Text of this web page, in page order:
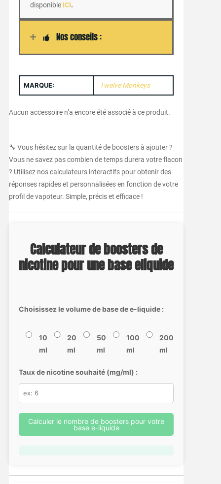
disponible ICI.
Nos conseils :
MARQUE: Twelve Monkeys
Aucun accessoire n’a encore été associé à ce produit.
🔧 Vous hésitez sur la quantité de boosters à ajouter ?
Vous ne savez pas combien de temps durera votre flacon
? Utilisez nos calculateurs interactifs pour obtenir des
réponses rapides et personnalisées en fonction de votre
profil de vapoteur. Simple, précis et efficace !
Calculateur de boosters de
nicotine pour une base eliquide
Choisissez le volume de base de e-liquide :
10
ml
20
ml
50
ml
100
ml
200
ml
Taux de nicotine souhaité (mg/ml) :
Calculer le nombre de boosters pour votre
base e-liquide